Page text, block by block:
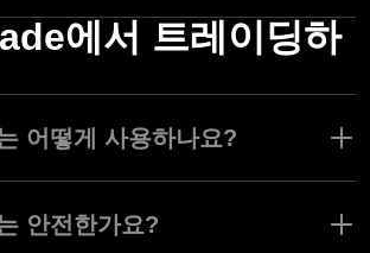
면, 자산 목록에서 자산 옆의 정보 아이콘을
택하세요.
어딘가의 특정 주식 거래소에서만 트레이딩할
주식을 트레이딩하기 위하여 주식 거래소 개장
니다. 이런 정보는 당연히 Olymptrade에서 찾
자산 목록의 자산 옆 정보 아이콘을 클릭하고
. 트레이딩 세션 시작 및 종료 시간과 개폐 여부
니다.
에서 트레이딩하
어떻게 사용하나요?
는 온라인 트레이딩 플랫폼입니다. 나의 트레
한 모드를 만나보세요. Fixed Time Trades 모드
안전한가요?